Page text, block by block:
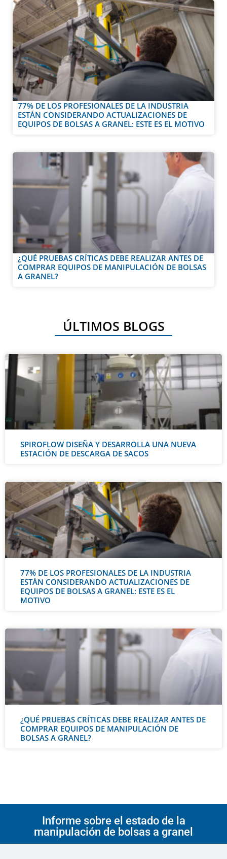
77% DE LOS PROFESIONALES DE LA INDUSTRIA
ESTÁN CONSIDERANDO ACTUALIZACIONES DE
EQUIPOS DE BOLSAS A GRANEL: ESTE ES EL MOTIVO
¿QUÉ PRUEBAS CRÍTICAS DEBE REALIZAR ANTES DE
COMPRAR EQUIPOS DE MANIPULACIÓN DE BOLSAS
A GRANEL?
ÚLTIMOS BLOGS
SPIROFLOW DISEÑA Y DESARROLLA UNA NUEVA
ESTACIÓN DE DESCARGA DE SACOS
77% DE LOS PROFESIONALES DE LA INDUSTRIA
ESTÁN CONSIDERANDO ACTUALIZACIONES DE
EQUIPOS DE BOLSAS A GRANEL: ESTE ES EL
MOTIVO
¿QUÉ PRUEBAS CRÍTICAS DEBE REALIZAR ANTES DE
COMPRAR EQUIPOS DE MANIPULACIÓN DE
BOLSAS A GRANEL?
Informe sobre el estado de la
manipulación de bolsas a granel